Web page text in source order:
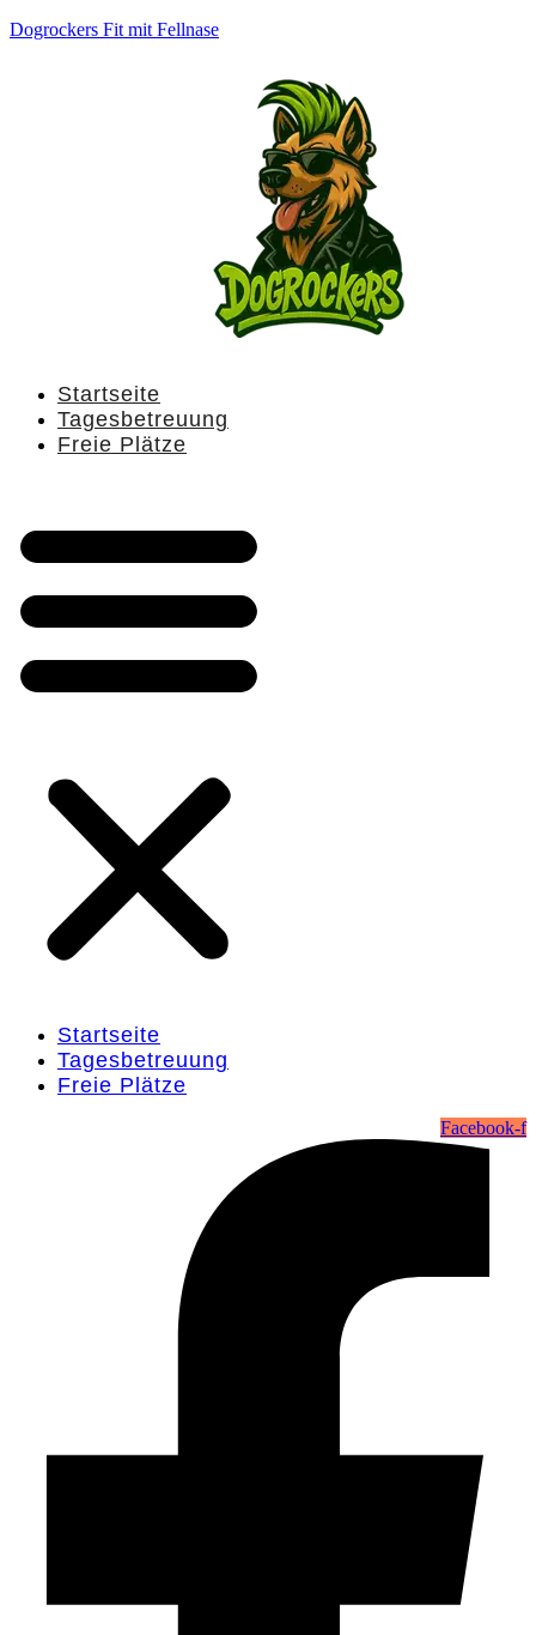
Dogrockers Fit mit Fellnase
Startseite
Tagesbetreuung
Freie Plätze
Startseite
Tagesbetreuung
Freie Plätze
Facebook-f